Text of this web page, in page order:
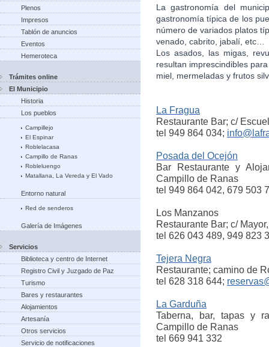
Plenos
Impresos
Tablón de anuncios
Eventos
Hemeroteca
Trámites online
El Municipio
Historia
Los pueblos
Campillejo
El Espinar
Roblelacasa
Campillo de Ranas
Robleluengo
Matallana, La Vereda y El Vado
Entorno natural
Red de senderos
Galería de Imágenes
Servicios
Biblioteca y centro de Internet
Registro Civil y Juzgado de Paz
Turismo
Bares y restaurantes
Alojamientos
Artesanía
Otros servicios
Servicio de notificaciones
La gastronomía del
gastronomía típica de los
número de variados platos
venado, cabrito, jabalí, etc…
Los asados, las migas,
resultan imprescindibles
miel, mermeladas y frutos
La Fragua
Restaurante Bar; c/
tel 949 864 034;
Posada del Ocejón
Bar
Restaurante y
Campillo de Ranas
tel 949 864 042, 679 503
Los Manzanos
Restaurante Bar; c/
tel 626 043 489, 949 823
Tejera Negra
Restaurante; camino de
tel 628 318 644;
La Garduña
Taberna, bar, tapas y
Campillo de Ranas
tel 669 941 332